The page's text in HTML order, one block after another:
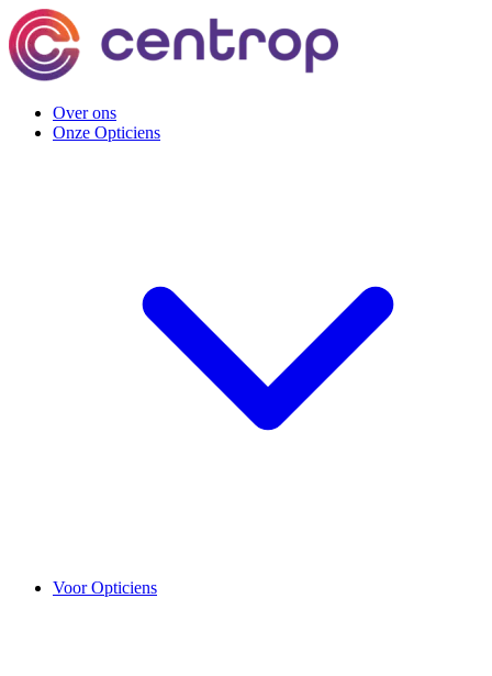
Over ons
Onze Opticiens
Voor Opticiens